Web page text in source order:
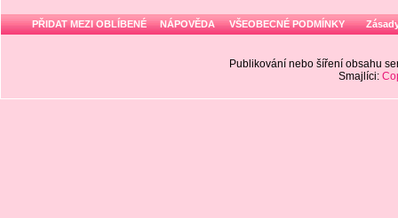
PŘIDAT MEZI OBLÍBENÉ NÁPOVĚDA VŠEOBECNÉ PODMÍNKY
Publikování nebo šíření obsahu
Smajlíci: